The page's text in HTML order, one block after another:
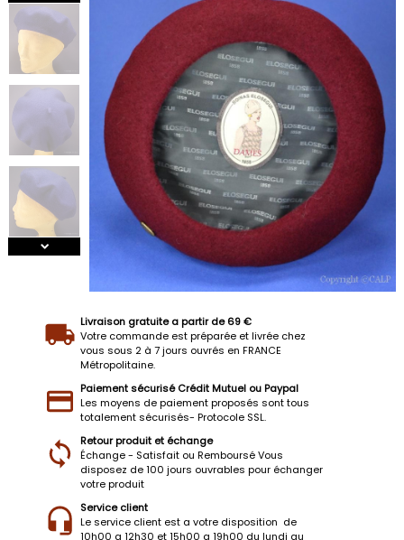
Livraison gratuite a partir de 69 €
Votre commande est préparée et livrée chez
vous sous 2 à 7 jours ouvrés en FRANCE
Métropolitaine.
Paiement sécurisé Crédit Mutuel ou Paypal
Les moyens de paiement proposés sont tous
totalement sécurisés- Protocole SSL.
Retour produit et échange
Échange - Satisfait ou Remboursé Vous
disposez de 100 jours ouvrables pour échanger
votre produit
Service client
Le service client est a votre disposition de
10h00 a 12h30 et 15h00 a 19h00 du lundi au